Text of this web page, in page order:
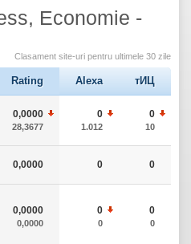
Economie -
Clasament site-uri pentru ultimele 30 zile
Rating Alexa тИЦ
0,0000
28,3677
0
1.012
0
10
0,0000 0 0
0,0000
0,0000
0
0
0
0